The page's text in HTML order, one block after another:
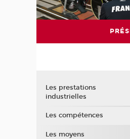
Les prestations
industrielles
Les compétences
Les moyens